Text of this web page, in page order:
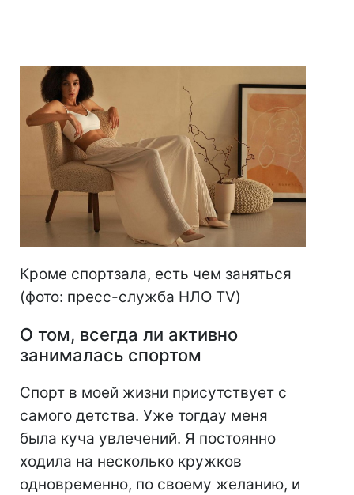
Кроме спортзала, есть чем заняться
(фото: пресс-служба НЛО TV)
О том, всегда ли активно
занималась спортом
Спорт в моей жизни присутствует с
самого детства. Уже тогдау меня
была куча увлечений. Я постоянно
ходила на несколько кружков
одновременно, по своему желанию, и